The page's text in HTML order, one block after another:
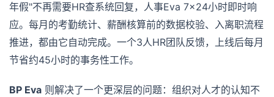
年假"不再需要HR查系统回复，人事Eva 7×24小时即时响
应。每月的考勤统计、薪酬核算前的数据校验、入离职流程
推进，都由它自动完成。一个3人HR团队反馈，上线后每月
节省约45小时的事务性工作。
BP Eva 则解决了一个更深层的问题：组织对人才的认知不